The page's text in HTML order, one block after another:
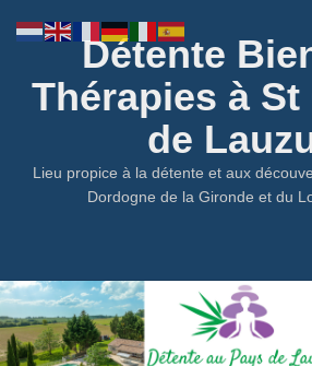
Détente
Thérapies à
de
Lieu propice à la détente et aux
Dordogne de la Gironde et du